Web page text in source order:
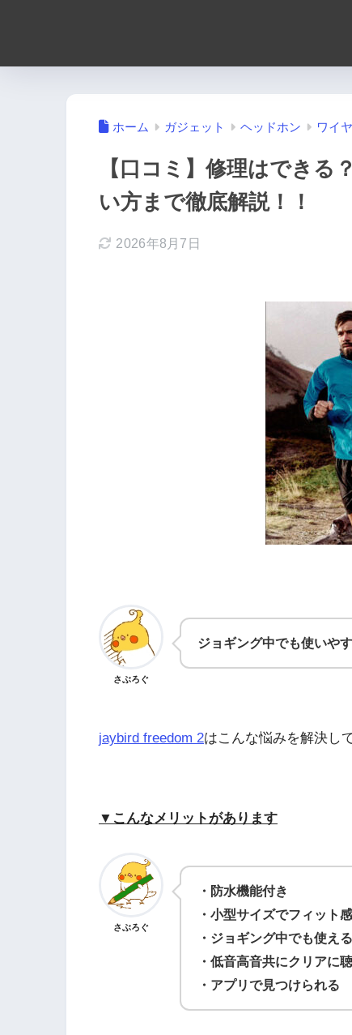
ホーム ガジェット ヘッドホン ワイ
【口コミ】修理はでき
い方まで徹底解説！！
2026年8月7日
さぶろぐ
ジョギング中でも使いや
jaybird freedom 2はこんな悩みを解決し
▼こんなメリットがあります
さぶろぐ
・防水機能付き
・小型サイズでフィット
・ジョギング中でも使える
・低音高音共にクリアに
・アプリで見つけられる